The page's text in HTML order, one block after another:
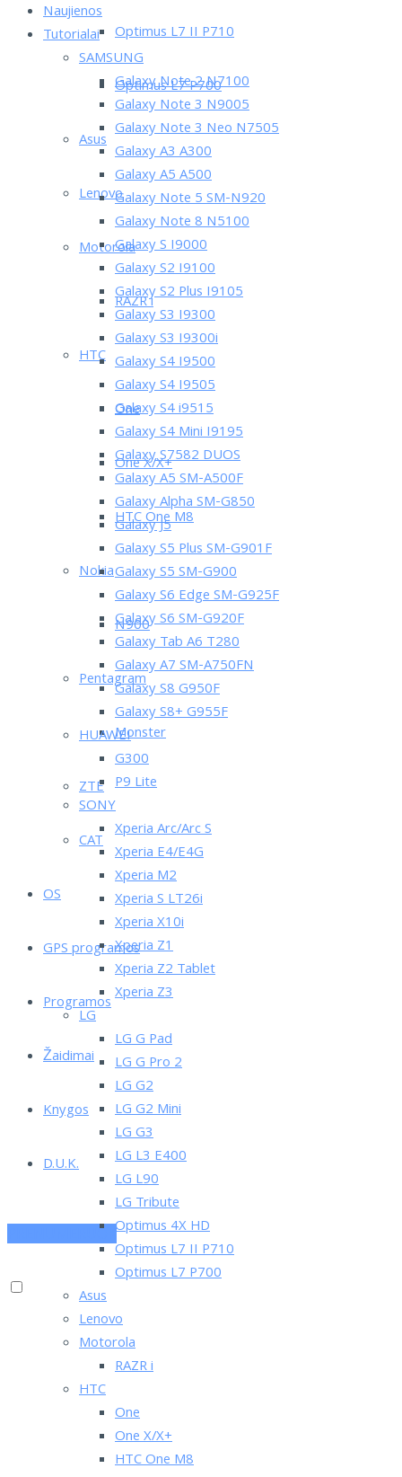
Optimus L7 II P710
Optimus L7 P700
Asus
Lenovo
Motorola
RAZR i
HTC
One
One X/X+
HTC One M8
Nokia
N900
Pentagram
Monster
ZTE
CAT
OS
GPS programos
Programos
Žaidimai
Knygos
D.U.K.
PRENUMERUOK
Naujienos
Tutorialai
SAMSUNG
Galaxy Note 2 N7100
Galaxy Note 3 N9005
Galaxy Note 3 Neo N7505
Galaxy A3 A300
Galaxy A5 A500
Galaxy Note 5 SM-N920
Galaxy Note 8 N5100
Galaxy S I9000
Galaxy S2 I9100
Galaxy S2 Plus I9105
Galaxy S3 I9300
Galaxy S3 I9300i
Galaxy S4 I9500
Galaxy S4 I9505
Galaxy S4 i9515
Galaxy S4 Mini I9195
Galaxy S7582 DUOS
Galaxy A5 SM-A500F
Galaxy Alpha SM-G850
Galaxy J5
Galaxy S5 Plus SM-G901F
Galaxy S5 SM-G900
Galaxy S6 Edge SM-G925F
Galaxy S6 SM-G920F
Galaxy Tab A6 T280
Galaxy A7 SM-A750FN
Galaxy S8 G950F
Galaxy S8+ G955F
HUAWEI
G300
P9 Lite
SONY
Xperia Arc/Arc S
Xperia E4/E4G
Xperia M2
Xperia S LT26i
Xperia X10i
Xperia Z1
Xperia Z2 Tablet
Xperia Z3
LG
LG G Pad
LG G Pro 2
LG G2
LG G2 Mini
LG G3
LG L3 E400
LG L90
LG Tribute
Optimus 4X HD
Optimus L7 II P710
Optimus L7 P700
Asus
Lenovo
Motorola
RAZR i
HTC
One
One X/X+
HTC One M8